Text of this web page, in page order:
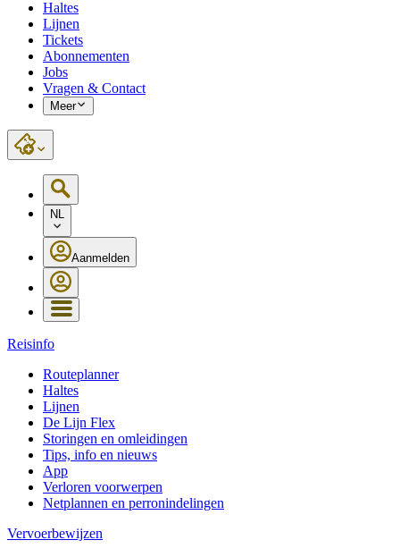
Haltes
Lijnen
Tickets
Abonnementen
Jobs
Vragen & Contact
Meer
NL
Aanmelden
Reisinfo
Routeplanner
Haltes
Lijnen
De Lijn Flex
Storingen en omleidingen
Tips, info en nieuws
App
Verloren voorwerpen
Netplannen en perronindelingen
Vervoerbewijzen